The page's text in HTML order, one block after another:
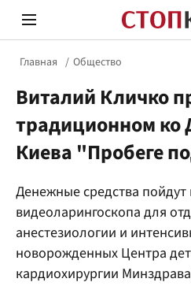
Политика
Главная Общество
Виталий Кличко
традиционном
Киева "Пробеге
Денежные средства
видеоларингоскопа для
анестезиологии и
новорожденных Центра
кардиохирургии